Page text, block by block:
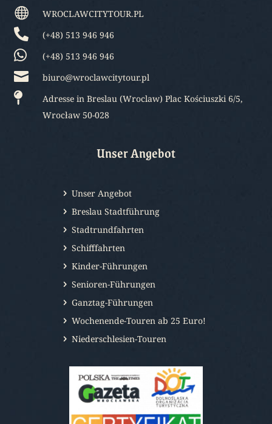
 WROCLAWCITYTOUR.PL
 (+48) 513 946 946
 (+48) 513 946 946
 biuro@wroclawcitytour.pl

Adresse in Breslau (Wroclaw) Plac Kościuszki 6/5,
Wrocław 50-028
Unser Angebot
Unser Angebot
Breslau Stadtführung
Stadtrundfahrten
Schifffahrten
Kinder-Führungen
Senioren-Führungen
Ganztag-Führungen
Wochenende-Touren ab 25 Euro!
Niederschlesien-Touren